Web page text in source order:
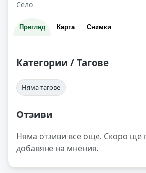
Село
Преглед Карта Снимки
Категории / Тагове
Няма тагове
Отзиви
Няма отзиви все още. Скоро ще
добавяне на мнения.